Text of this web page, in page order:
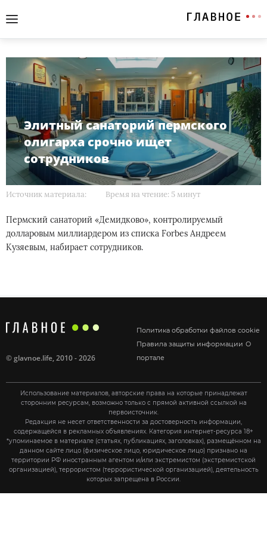
Элитный санаторий пермского
олигарха срочно ищет
сотрудников
Источник материала: Время на чтение: 5 минут
Пермский санаторий «Демидково», контролируемый
долларовым миллиардером из списка Forbes Андреем
Кузяевым, набирает сотрудников.
Политика обработки файлов cookie
Правила защиты информации О
портале
©glavnoe.life, 2010 - 2026
Использование материалов, авторские права на которые принадлежат
сторонним ресурсам, возможно только с прямой активной ссылкой на
первоисточник.
Редакция не несет ответственности за достоверность информации,
содержащейся в рекламных объявлениях. Категория интернет-ресурса 18+
*упоминаемое в материале (статьях, публикациях, заголовках), размещённом на
данном сайте лицо (физическое лицо, юридическое лицо) признано на
территории РФ иностранным агентом и/или экстремистом (экстремистской
организацией), террористом (террористической организацией), деятельность
которых запрещена в России.